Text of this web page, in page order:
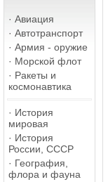
· Авиация
· Автотранспорт
· Армия - оружие
· Морской флот
· Ракеты и
космонавтика
· История
мировая
· История
России, СССР
· География,
флора и фауна